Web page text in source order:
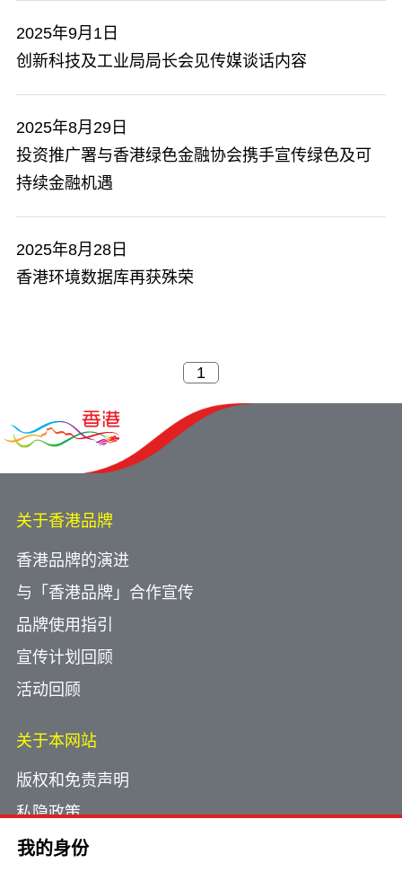
我的身份
2025年9月1日
​创新科技及工业局局长会见传媒谈话内容
2025年8月29日
投资推广署与香港绿色金融协会携手宣传绿色及可
持续金融机遇
2025年8月28日
香港环境数据库再获殊荣
关于香港品牌
香港品牌的演进
与「香港品牌」合作宣传
品牌使用指引
宣传计划回顾
活动回顾
关于本网站
版权和免责声明
私隐政策
使用小型文字档案